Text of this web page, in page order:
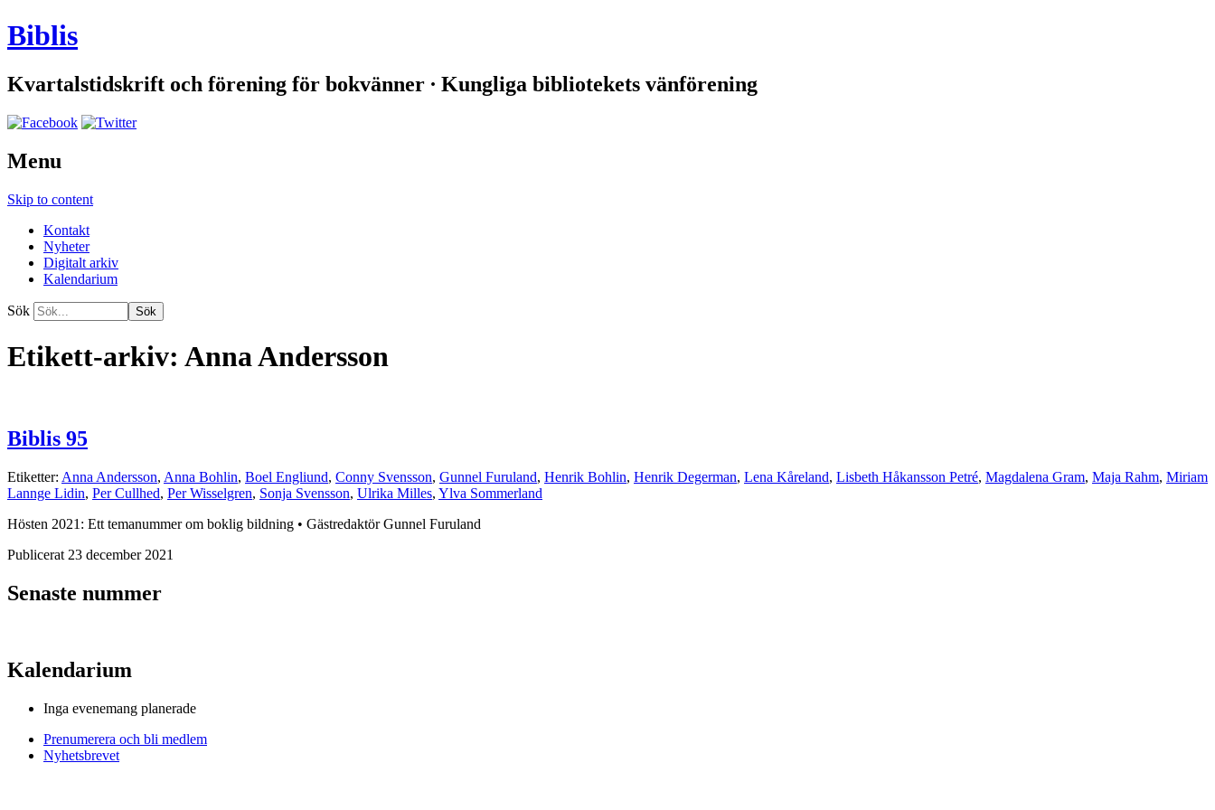
Biblis
Kvartalstidskrift och förening för bokvänner ∙ Kungliga bibliotekets vänförening
Menu
Skip to content
Kontakt
Nyheter
Digitalt arkiv
Kalendarium
Sök
Etikett-arkiv: Anna Andersson
Biblis 95
Etiketter: Anna Andersson, Anna Bohlin, Boel Engliund, Conny Svensson, Gunnel Furuland, Henrik Bohlin, Henrik Degerman, Lena Kåreland, Lisbeth Håkansson Petré, Magdalena Gram, Maja Rahm, Miriam
Lannge Lidin, Per Cullhed, Per Wisselgren, Sonja Svensson, Ulrika Milles, Ylva Sommerland
Hösten 2021: Ett temanummer om boklig bildning • Gästredaktör Gunnel Furuland
Publicerat 23 december 2021
Senaste nummer
Kalendarium
Inga evenemang planerade
Prenumerera och bli medlem
Nyhetsbrevet